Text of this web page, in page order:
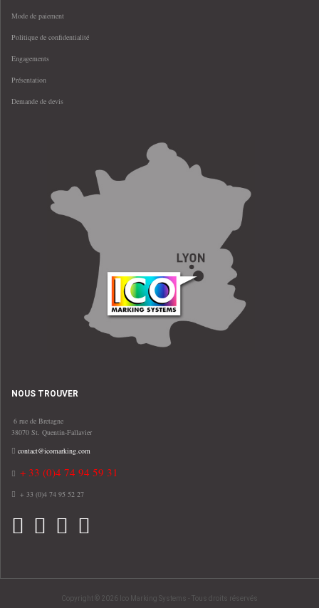
Mode de paiement
Politique de confidentialité
Engagements
Présentation
Demande de devis
NOUS TROUVER
6 rue de Bretagne
38070 St. Quentin-Fallavier
contact@icomarking.com
+ 33 (0)4 74 94 59 31
+ 33 (0)4 74 95 52 27
Copyright © 2026 Ico Marking Systems - Tous droits réservés